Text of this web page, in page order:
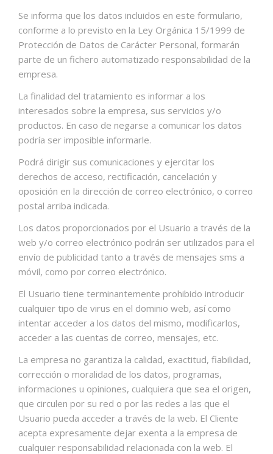
Se informa que los datos incluidos en este formulario,
conforme a lo previsto en la Ley Orgánica 15/1999 de
Protección de Datos de Carácter Personal, formarán
parte de un fichero automatizado responsabilidad de la
empresa.
La finalidad del tratamiento es informar a los
interesados sobre la empresa, sus servicios y/o
productos. En caso de negarse a comunicar los datos
podría ser imposible informarle.
Podrá dirigir sus comunicaciones y ejercitar los
derechos de acceso, rectificación, cancelación y
oposición en la dirección de correo electrónico, o correo
postal arriba indicada.
Los datos proporcionados por el Usuario a través de la
web y/o correo electrónico podrán ser utilizados para el
envío de publicidad tanto a través de mensajes sms a
móvil, como por correo electrónico.
El Usuario tiene terminantemente prohibido introducir
cualquier tipo de virus en el dominio web, así como
intentar acceder a los datos del mismo, modificarlos,
acceder a las cuentas de correo, mensajes, etc.
La empresa no garantiza la calidad, exactitud, fiabilidad,
corrección o moralidad de los datos, programas,
informaciones u opiniones, cualquiera que sea el origen,
que circulen por su red o por las redes a las que el
Usuario pueda acceder a través de la web. El Cliente
acepta expresamente dejar exenta a la empresa de
cualquier responsabilidad relacionada con la web. El